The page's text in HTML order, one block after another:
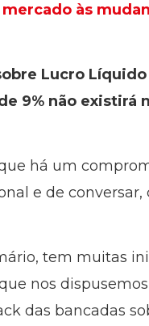
às
Lucro
9% não existirá
há um
e de conversar,
tem muitas
nos
das bancadas